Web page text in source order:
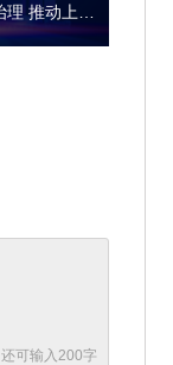
还可输入200字